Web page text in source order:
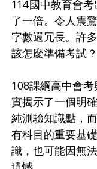
114國中教育會
了一倍。令人震
字數還冗長。許
該怎麼準備考試？
108課綱高中會
實揭示了一個明
純測驗知識點，
有科目的重要基
識，也可能因無